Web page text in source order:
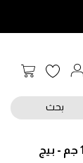
سلة
بحث